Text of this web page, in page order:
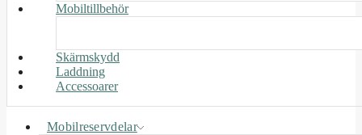
Mobiltillbehör
Skärmskydd
Laddning
Accessoarer
Mobilreservdelar